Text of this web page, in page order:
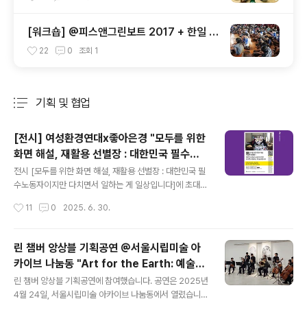
[워크숍] @피스앤그린보트 2017 + 한일 토
크콘서트 <공존> 패널 참여
22 0 조회 1
기획 및 협업
[전시] 여성환경연대x좋아은경 "모두를 위한
화면 해설, 재활용 선별장 : 대한민국 필수노
동자이지만 다치면서 일하는 게 일상입니다"
전시 [모두를 위한 화면 해설, 재활용 선별장 : 대한민국 필
수노동자이지만 다치면서 일하는 게 일상입니다]에 초대합
이 있으면 그곳이 어디든 전시장이 된답니다. 포스터에 담
나기 위한 여성환경연대 모찌의 여정실천하는 에코페미니
스트들의 플랫폼 [여성환경연대]에는 여성건강팀이 있어
요. 팀장 모찌(안현진)님은 여성환경연대에서 일하는 9년
동안 월경권 운동 등 환경 파괴가 여성의 몸과 삶에 미치는
영향을 살피는 일을 해오고 있습니다. 모찌님은 재활용 선
11 0 2025. 6. 30.
린 챔버 앙상블 기획공연 @서울시립미술 아
카이브 나눔동 "Art for the Earth: 예술로
만나는 환경의 소리와 색" 협업
린 챔버 앙상블 기획공연에 참여했습니다. 공연은 2025년
4월 24일, 서울시립미술 아카이브 나눔동에서 열렸습니